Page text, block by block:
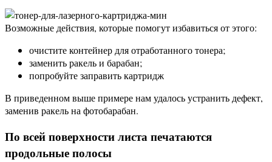
Возможные действия, которые помогут избавиться от этого:
очистите контейнер для отработанного тонера;
заменить ракель и барабан;
попробуйте заправить картридж
В приведенном выше примере нам удалось устранить дефект,
заменив ракель на фотобарабан.
По всей поверхности листа печатаются
продольные полосы